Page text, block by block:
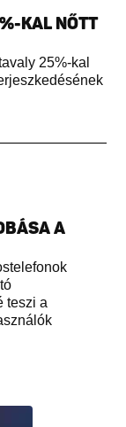
KAL NŐTT
25%-kal
A
teszi a